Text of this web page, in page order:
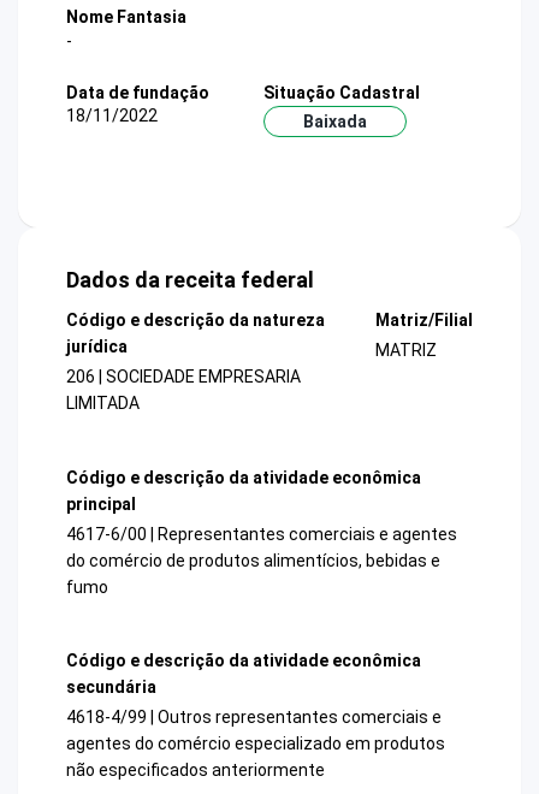
Nome Fantasia
-
Data de fundação
18/11/2022
Situação Cadastral
Baixada
Dados da receita federal
Código e descrição da natureza
jurídica
206 | SOCIEDADE EMPRESARIA
LIMITADA
Matriz/Filial
MATRIZ
Código e descrição da atividade econômica
principal
4617-6/00 | Representantes comerciais e agentes
do comércio de produtos alimentícios, bebidas e
fumo
Código e descrição da atividade econômica
secundária
4618-4/99 | Outros representantes comerciais e
agentes do comércio especializado em produtos
não especificados anteriormente